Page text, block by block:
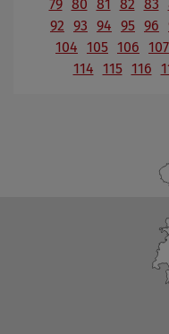
79 80 81 82 83
92 93 94 95 96
104 105 106 107
114 115 116